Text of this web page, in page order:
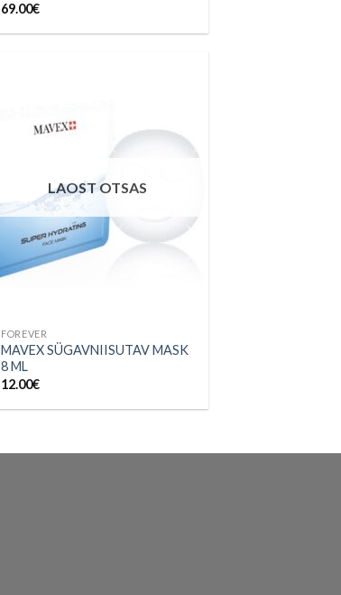
69.00€
soovinimekirja
LAOST OTSAS
FOREVER
MAVEX SÜGAVNIISUTAV MASK
8 ML
12.00€